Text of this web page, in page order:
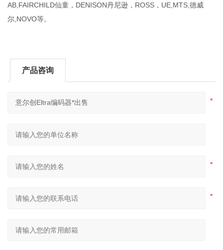
AB,FAIRCHILD仙童，DENISON丹尼逊，ROSS，UE,MTS,德威
尔,NOVO等。
产品咨询